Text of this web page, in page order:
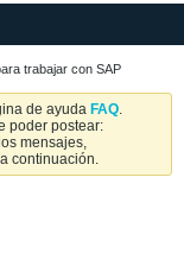
trabajar con SAP
de ayuda FAQ.
poder postear:
mensajes,
continuación.